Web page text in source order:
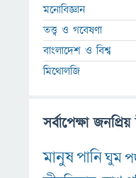
মনোবিজ্ঞান
তত্ত্ব ও গবেষণা
বাংলাদেশ ও বিশ্ব
মিথোলজি
সর্বাপেক্ষা
মানুষপানিঘুম